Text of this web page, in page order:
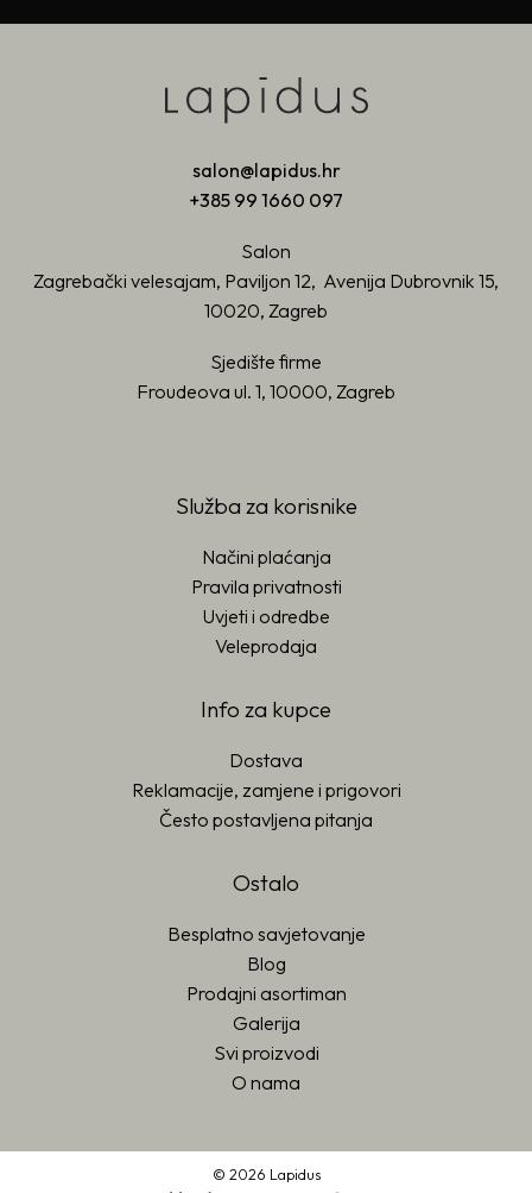
salon@lapidus.hr
+385 99 1660 097
Salon
Zagrebački velesajam, Paviljon 12, Avenija Dubrovnik 15,
10020, Zagreb
Sjedište firme
Froudeova ul. 1, 10000, Zagreb
Služba za korisnike
Načini plaćanja
Pravila privatnosti
Uvjeti i odredbe
Veleprodaja
Info za kupce
Dostava
Reklamacije, zamjene i prigovori
Često postavljena pitanja
Ostalo
Besplatno savjetovanje
Blog
Prodajni asortiman
Galerija
Svi proizvodi
O nama
© 2026 Lapidus